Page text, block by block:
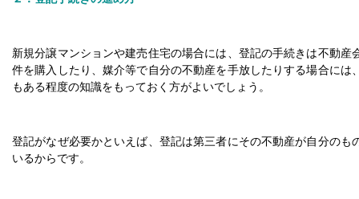
新規分譲マンションや建売住宅の場合には、登記の手続きは不動産
件を購入したり、媒介等で自分の不動産を手放したりする場合には
もある程度の知識をもっておく方がよいでしょう。
登記がなぜ必要かといえば、登記は第三者にその不動産が自分のも
いるからです。